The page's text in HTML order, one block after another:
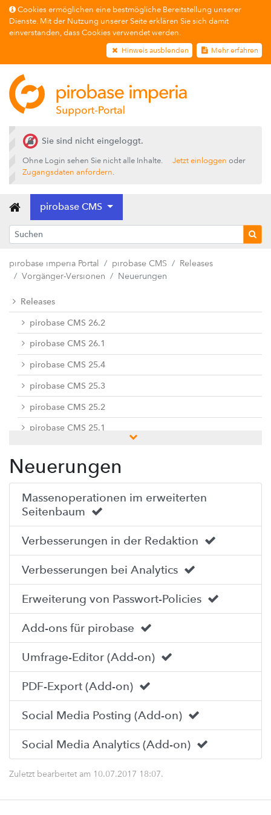
Cookies ermöglichen eine bestmögliche Bereitstellung unserer
Dienste. Mit der Nutzung unserer Seite erklären Sie sich damit
einverstanden, dass Cookies verwendet werden.
Hinweis ausblenden Mehr erfahren
Sie sind nicht eingeloggt.
Ohne Login sehen Sie nicht alle Inhalte. Jetzt einloggen oder
Zugangsdaten anfordern.
pirobase CMS
pirobase imperia Portal pirobase CMS
Releases
Vorgänger-Versionen
Neuerungen
Releases
pirobase CMS 26.2
pirobase CMS 26.1
pirobase CMS 25.4
pirobase CMS 25.3
pirobase CMS 25.2
pirobase CMS 25.1
pirobase CMS 24.2
pirobase CMS 24.1
Vorgänger-Versionen
pirobase CMS 10.4
pirobase CMS 10.3
pirobase CMS 10.2
Doku-Center
Add-ons
Servicedesk / Ticketsystem
Feedback geben
Neuerungen
Massenoperationen im erweiterten
Seitenbaum
Verbesserungen in der Redaktion
Verbesserungen bei Analytics
Erweiterung von Passwort-Policies
Add-ons für pirobase
Umfrage-Editor (Add-on)
PDF-Export (Add-on)
Social Media Posting (Add-on)
Social Media Analytics (Add-on)
Zuletzt bearbeitet am 10.07.2017 18:07.